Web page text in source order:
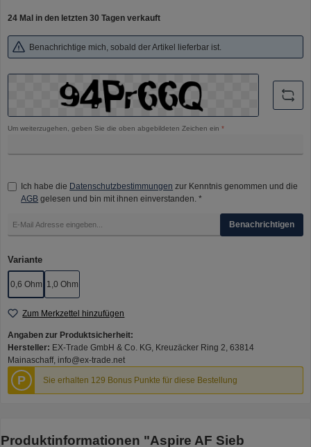
24 Mal in den letzten 30 Tagen verkauft
Benachrichtige mich, sobald der Artikel lieferbar ist.
Um weiterzugehen, geben Sie die oben abgebildeten Zeichen ein *
Ich habe die Datenschutzbestimmungen zur Kenntnis genommen und die
AGB gelesen und bin mit ihnen einverstanden. *
Benachrichtigen
Varianteauswählen
0,6 Ohm 1,0 Ohm
Zum Merkzettel hinzufügen
Angaben zur Produktsicherheit:
Hersteller: EX-Trade GmbH & Co. KG, Kreuzäcker Ring 2, 63814
Mainaschaff, info@ex-trade.net
P Sie erhalten 129 Bonus Punkte für diese Bestellung
Produktinformationen "Aspire AF Sieb